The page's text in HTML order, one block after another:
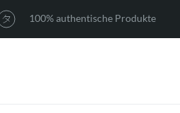
100% authentische Produkte